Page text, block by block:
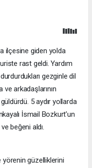
ilçesine giden yolda
rast geldi. Yardım
gezginle dil
arkadaşlarının
5 aydır yollarda
İsmail Bozkurt’un
beğeni aldı.
güzelliklerini